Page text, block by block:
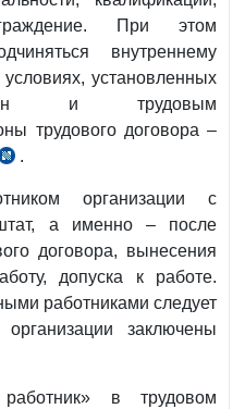
При этом
внутреннему
установленных
и трудовым
трудового договора –
ст.
.
организации с
а именно – после
договора, вынесения
допуска к работе.
работниками следует
заключены
в трудовом